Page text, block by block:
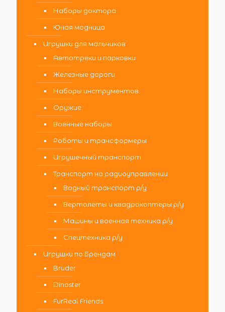
Наборы доктора
Юная модница
Игрушки для мальчиков
Автотреки и парковки
Железные дороги
Наборы инструментов
Оружие
Военные наборы
Роботы и трансформеры
Игрушечный транспорт
Транспорт на радиоуправлении
Водный транспорт р/у
Вертолеты и квадрокоптеры р/у
Машины и военная техника р/у
Спецтехника р/у
Игрушки по Брендам
Bruder
Dinoster
FurReal Friends